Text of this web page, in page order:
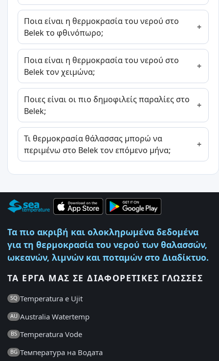
Ποια είναι η θερμοκρασία του νερού στο
Belek το φθινόπωρο;
Ποια είναι η θερμοκρασία του νερού στο
Belek τον χειμώνα;
Ποιες είναι οι πιο δημοφιλείς παραλίες στο
Belek;
Τι θερμοκρασία θάλασσας μπορώ να
περιμένω στο Belek τον επόμενο μήνα;
Τα πιο ακριβή και ολοκληρωμένα δεδομένα
για τη θερμοκρασία του νερού των θαλασσών,
ωκεανών, λιμνών και ποταμών στο Διαδίκτυο.
ΤΑ ΈΡΓΑ ΜΑΣ ΣΕ ΔΙΑΦΟΡΕΤΙΚΈΣ ΓΛΏΣΣΕΣ
SQ Temperatura e Ujit
AU Australia Watertemp
BS Temperatura Vode
BG Температура на Водата